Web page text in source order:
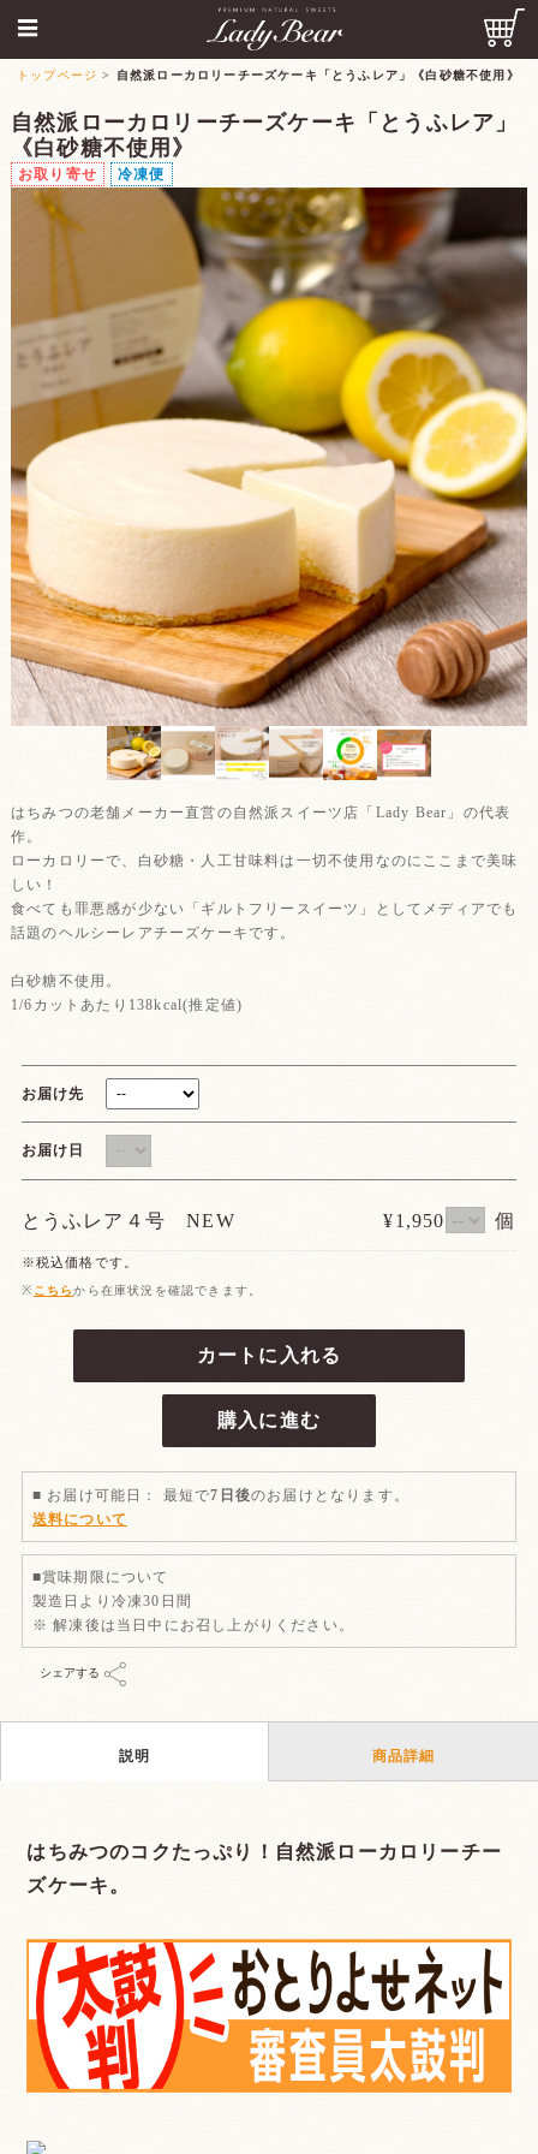
トップページ > 自然派ローカロリーチーズケーキ「とうふレア」《白砂糖不使用》
自然派ローカロリーチーズケーキ「とうふレア」
《白砂糖不使用》
お取り寄せ 冷凍便
はちみつの老舗メーカー直営の自然派スイーツ店「Lady Bear」の代表
作。
ローカロリーで、白砂糖・人工甘味料は一切不使用なのにここまで美味
しい！
食べても罪悪感が少ない「ギルトフリースイーツ」としてメディアでも
話題のヘルシーレアチーズケーキです。
白砂糖不使用。
1/6カットあたり138kcal(推定値)
お届け先
お届け日
とうふレア４号 NEW ¥1,950 個
※税込価格です。
※ こちらから在庫状況を確認できます。
カートに入れる
購入に進む
■ お届け可能日： 最短で7日後のお届けとなります。
送料について
■賞味期限について
製造日より冷凍30日間
※ 解凍後は当日中にお召し上がりください。
シェアする
説明 商品詳細
はちみつのコクたっぷり！自然派ローカロリーチー
ズケーキ。